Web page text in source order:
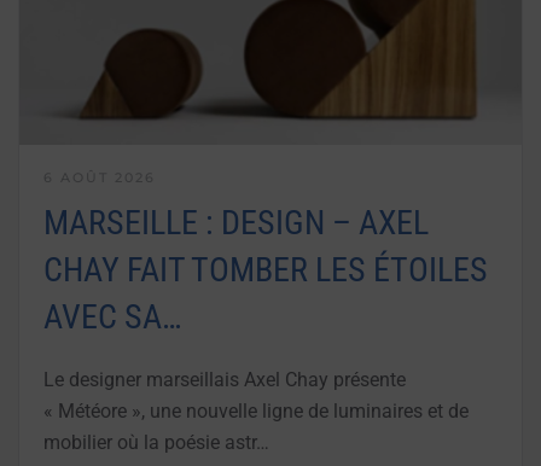
MARSEILLE : DESIGN – AXEL
CHAY FAIT TOMBER LES ÉTOILES
AVEC SA…
Le designer marseillais Axel Chay présente
« Météore », une nouvelle ligne de luminaires et de
mobilier où la poésie astr…